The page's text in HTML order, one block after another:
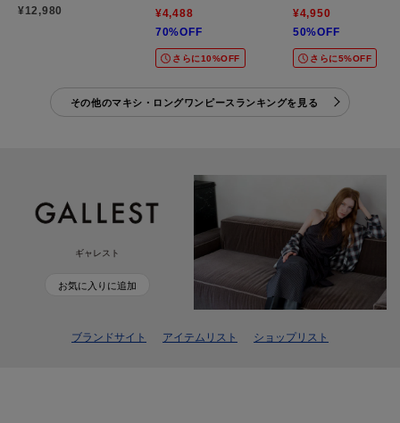
¥12,980
¥4,488
70%OFF
さらに10%OFF
¥4,950
50%OFF
さらに5%OFF
その他のマキシ・ロングワンピースランキングを見る
ギャレスト
お気に入りに追加
ブランドサイト アイテムリスト ショップリスト